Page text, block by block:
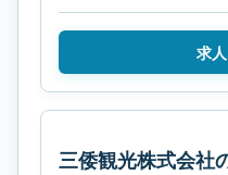
求
三倭観光株式会社